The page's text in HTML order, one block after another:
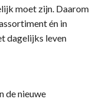
moet zijn. Daarom
én in
dagelijks leven
de nieuwe